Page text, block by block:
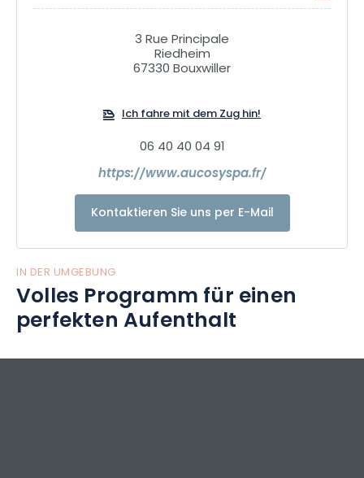
3 Rue Principale
Riedheim
67330 Bouxwiller
Ich fahre mit dem Zug hin!
06 40 40 04 91
https://www.aucosyspa.fr/
Kontaktieren Sie uns per E-Mail
IN DER UMGEBUNG
Volles Programm für einen
perfekten Aufenthalt